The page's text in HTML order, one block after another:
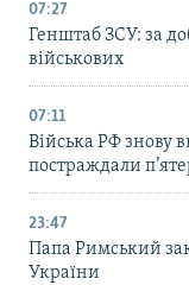
07:27
Генштаб ЗСУ: за
військових
07:11
Війська РФ знову
постраждали
23:47
Папа Римський
України